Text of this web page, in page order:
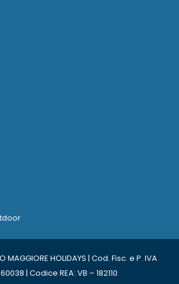
MAGGIORE HOLIDAYS | Cod. Fisc. e P. IVA
| Codice REA: VB – 182110